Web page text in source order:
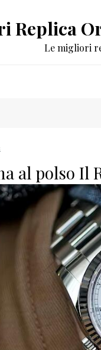
Replica
Le migliori
al polso Il